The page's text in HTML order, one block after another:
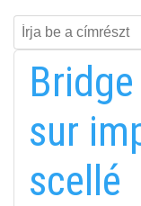
Írja be a címrészt
Keresés
sur
scellé